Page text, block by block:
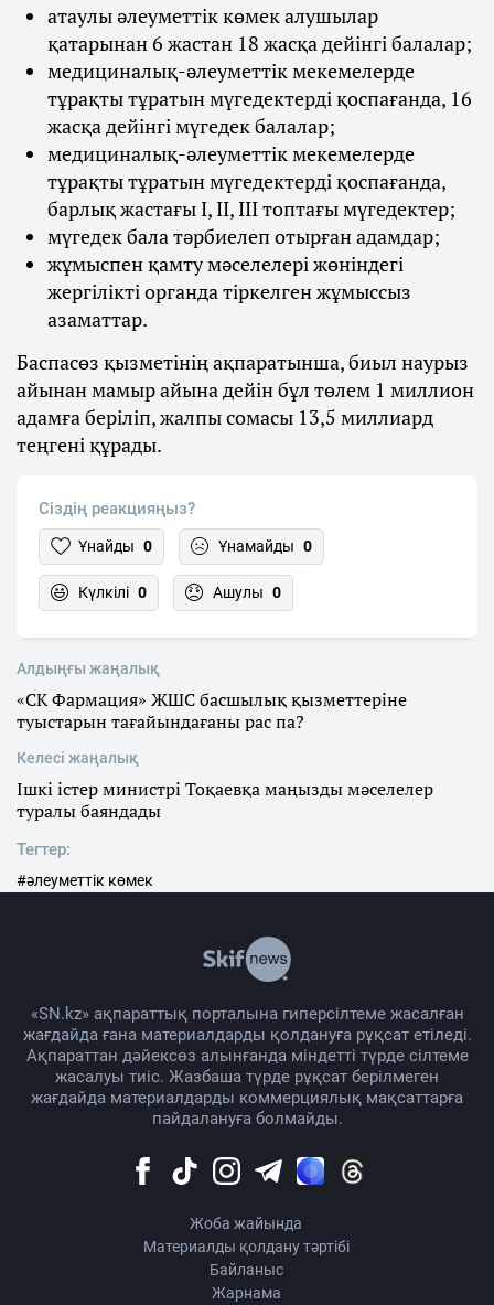
атаулы әлеуметтік көмек алушылар
қатарынан 6 жастан 18 жасқа дейінгі балалар;
медициналық-әлеуметтік мекемелерде
тұрақты тұратын мүгедектерді қоспағанда, 16
жасқа дейінгі мүгедек балалар;
медициналық-әлеуметтік мекемелерде
тұрақты тұратын мүгедектерді қоспағанда,
барлық жастағы I, II, III топтағы мүгедектер;
мүгедек бала тәрбиелеп отырған адамдар;
жұмыспен қамту мәселелері жөніндегі
жергілікті органда тіркелген жұмыссыз
азаматтар.
Баспасөз қызметінің ақпаратынша, биыл наурыз
айынан мамыр айына дейін бұл төлем 1 миллион
адамға беріліп, жалпы сомасы 13,5 миллиард
теңгені құрады.
Сіздің реакцияңыз?
Ұнайды 0 Ұнамайды 0
Күлкілі 0 Ашулы 0
Алдыңғы жаңалық
«СК Фармация» ЖШС басшылық қызметтеріне
туыстарын тағайындағаны рас па?
Келесі жаңалық
Ішкі істер министрі Тоқаевқа маңызды мәселелер
туралы баяндады
Тегтер:
#әлеуметтік көмек
«SN.kz» ақпараттық порталына гиперсілтеме жасалған
жағдайда ғана материалдарды қолдануға рұқсат етіледі.
Ақпараттан дәйексөз алынғанда міндетті түрде сілтеме
жасалуы тиіс. Жазбаша түрде рұқсат берілмеген
жағдайда материалдарды коммерциялық мақсаттарға
пайдалануға болмайды.
Жоба жайында
Материалды қолдану тәртібі
Байланыс
Жарнама